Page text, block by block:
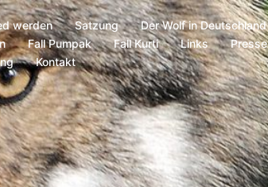
werden Satzung Der Wolf in Deutschland
Fall Pumpak Fall Kurti Links Presse
Kontakt